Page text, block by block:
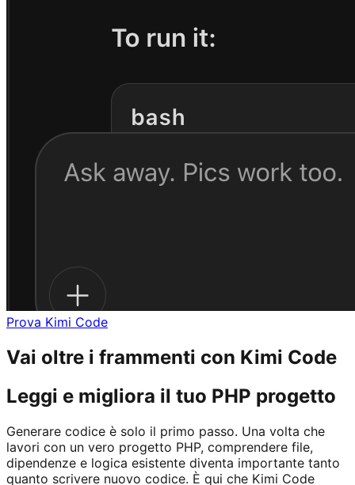
Prova Kimi Code
Vai oltre i frammenti con Kimi Code
Leggi e migliora il tuo PHP progetto
Generare codice è solo il primo passo. Una volta che
lavori con un vero progetto PHP, comprendere file,
dipendenze e logica esistente diventa importante tanto
quanto scrivere nuovo codice. È qui che Kimi Code